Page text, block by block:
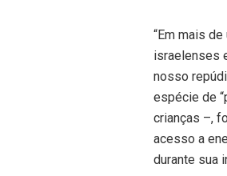
“Em mais
israelenses
nosso
espécie de
crianças –,
acesso a
durante sua